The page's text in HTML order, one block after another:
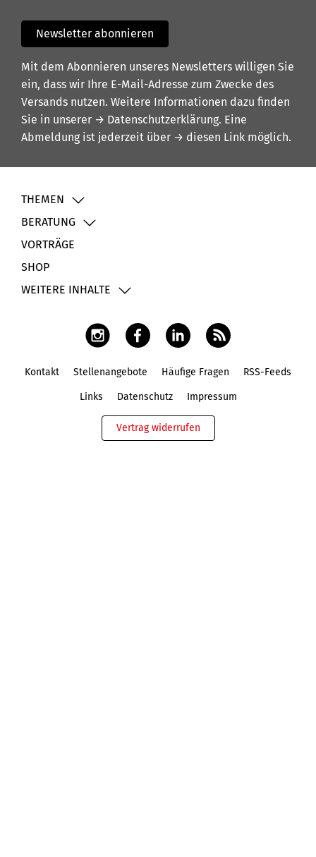
Newsletter abonnieren
Mit dem Abonnieren unseres Newsletters willigen Sie
ein, dass wir Ihre E-Mail-Adresse zum Zwecke des
Versands nutzen. Weitere Informationen dazu finden
Sie in unserer → Datenschutzerklärung. Eine
Abmeldung ist jederzeit über → diesen Link möglich.
THEMEN
BERATUNG
VORTRÄGE
SHOP
WEITERE INHALTE
Kontakt Stellenangebote Häufige Fragen RSS-Feeds
Links Datenschutz Impressum
Vertrag widerrufen